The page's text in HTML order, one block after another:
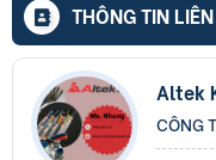
THÔNG TIN
Altek
CÔNG